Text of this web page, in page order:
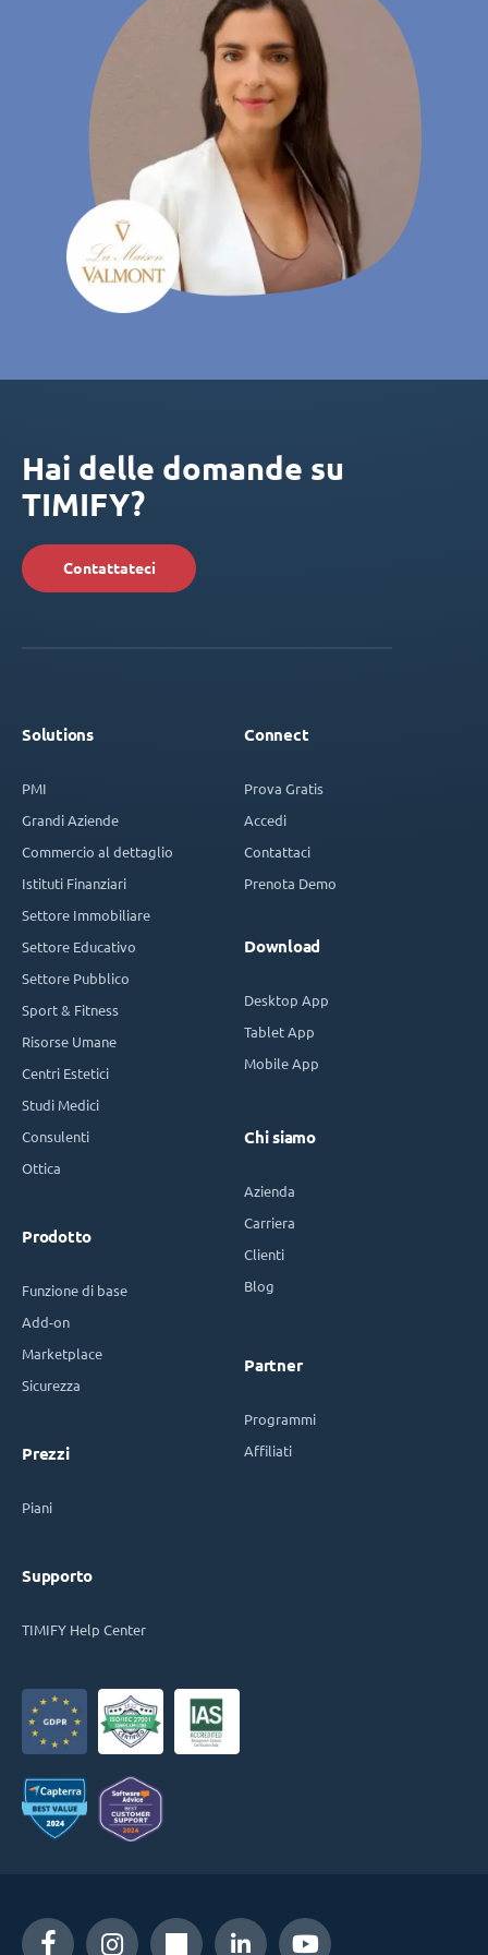
Hai delle domande su
TIMIFY?
Contattateci
Solutions
PMI
Grandi Aziende
Commercio al dettaglio
Istituti Finanziari
Settore Immobiliare
Settore Educativo
Settore Pubblico
Sport & Fitness
Risorse Umane
Centri Estetici
Studi Medici
Consulenti
Ottica
Prodotto
Funzione di base
Add-on
Marketplace
Sicurezza
Prezzi
Piani
Supporto
TIMIFY Help Center
Connect
Prova Gratis
Accedi
Contattaci
Prenota Demo
Download
Desktop App
Tablet App
Mobile App
Chi siamo
Azienda
Carriera
Clienti
Blog
Partner
Programmi
Affiliati